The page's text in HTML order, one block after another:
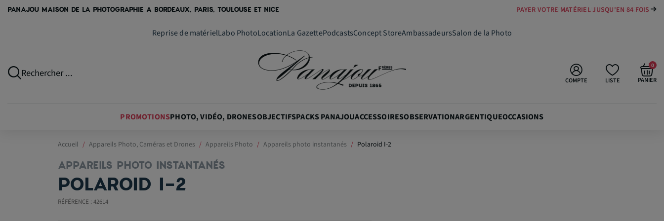
PANAJOU MAISON DE LA PHOTOGRAPHIE A BORDEAUX, PARIS, TOULOUSE ET NICE PAYER VOTRE MATÉRIEL JUSQU'EN 84 FOIS
Reprise de matérielLabo PhotoLocationLa GazettePodcastsConcept StoreAmbassadeursSalon de la Photo
Rechercher ...
LISTE
COMPTE PANIER
0
PROMOTIONSPHOTO, VIDÉO, DRONESOBJECTIFSPACKS PANAJOUACCESSOIRESOBSERVATIONARGENTIQUEOCCASIONS
Accueil Appareils Photo, Caméras et Drones Appareils Photo Appareils photo instantanés Polaroid I-2
APPAREILS PHOTO INSTANTANÉS
POLAROID I-2
RÉFÉRENCE : 42614
699,00 €